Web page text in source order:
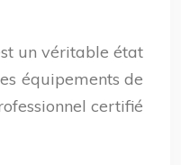
un véritable état
équipements de
certifié